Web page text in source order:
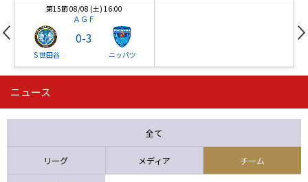
第15節 08/08 (土) 16:00
ＡＧＦ
Ｓ世田谷
0-3
ニッパツ
第16節 09/05 (土) 15:00
ニッパツ 石人の星
ニュース
全て
リーグ メディア チーム